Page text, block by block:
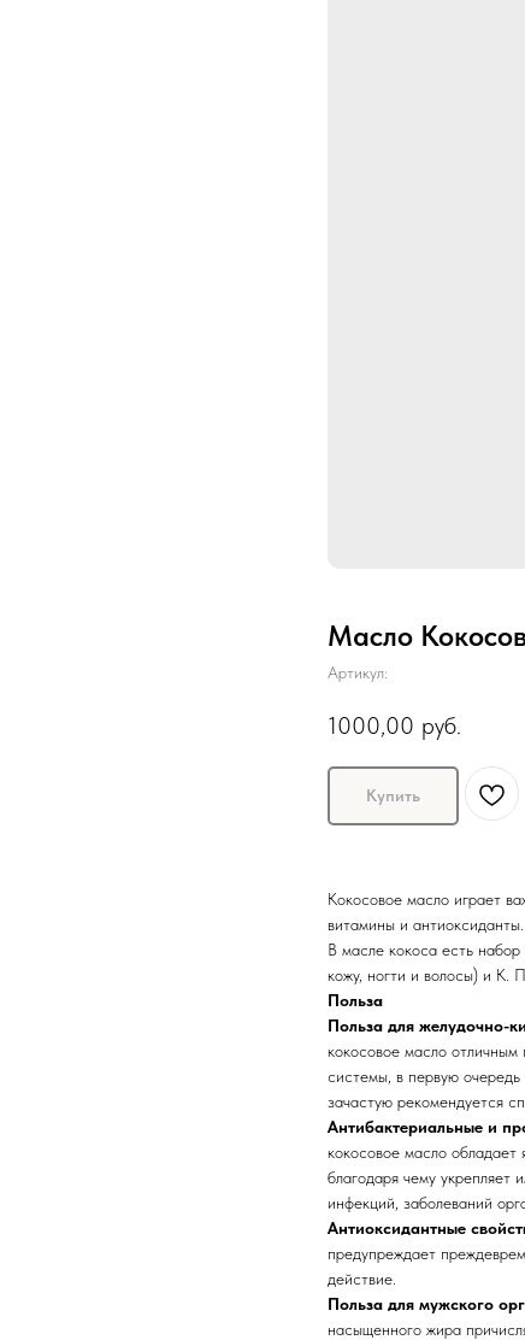
Масло
Артикул:
1000,00 руб.
Купить
Кокосовое масло играет
витамины и
В масле кокоса есть
кожу, ногти и волосы) и К.
Польза
Польза для желудочно-
кокосовое масло
системы, в первую
зачастую рекомендуется
Антибактериальные и
кокосовое масло
благодаря чему укрепляет
инфекций, заболеваний
Антиоксидантные
предупреждает
действие.
Польза для мужского
насыщенного жира